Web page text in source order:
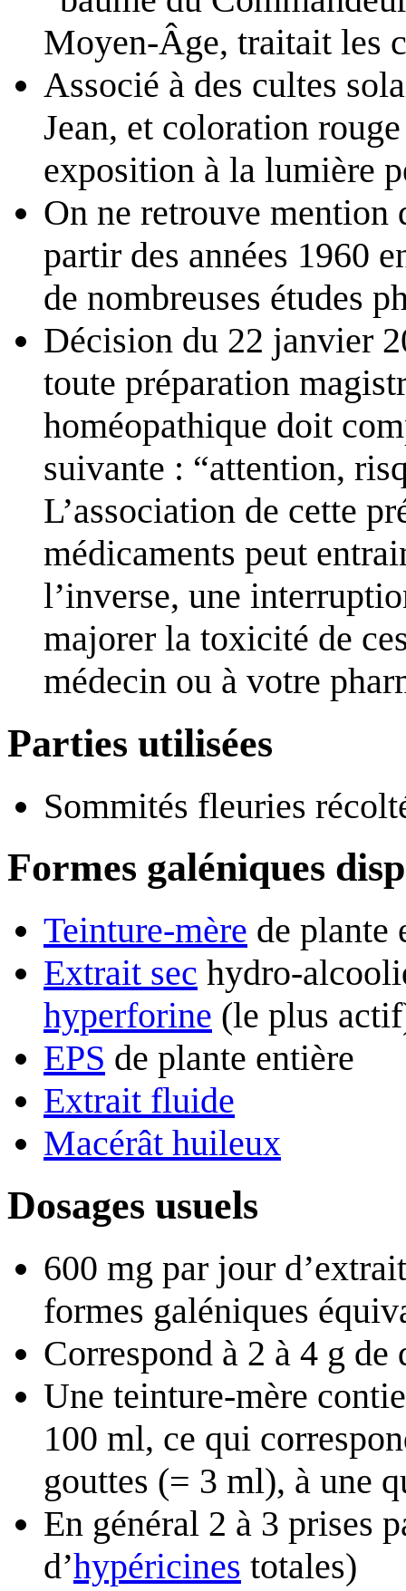
Moyen-Âge, traitait les
Associé à des cultes
Jean, et coloration
exposition à la lumière
On ne retrouve mention
partir des années 1960
de nombreuses études
Décision du 22 janvier
toute préparation
homéopathique doit
suivante : “attention,
L’association de cette
médicaments peut
l’inverse, une
majorer la toxicité de
médecin ou à votre
Parties utilisées
Sommités fleuries
Formes galéniques
Teinture-mère de plante
Extrait sec hydro-
hyperforine (le plus
EPS de plante entière
Extrait fluide
Macérât huileux
Dosages usuels
600 mg par jour
formes galéniques
Correspond à 2 à 4 g de
Une teinture-mère
100 ml, ce qui
gouttes (= 3 ml), à une
En général 2 à 3 prises
d’hypéricines totales)